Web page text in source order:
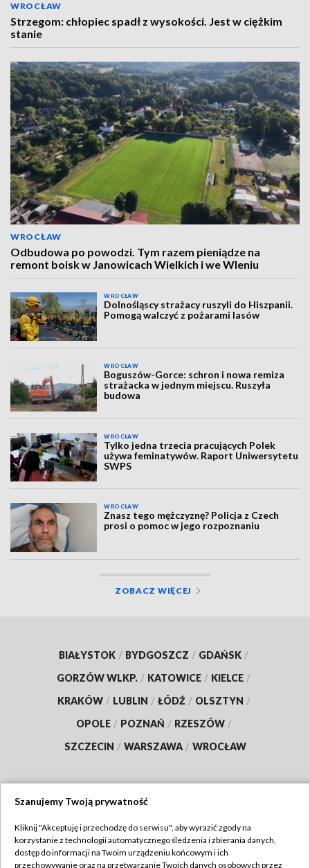
WROCŁAW
Strzegom: chłopiec spadł z wysokości. Jest w ciężkim
stanie
WROCŁAW
Odbudowa po powodzi. Tym razem pieniądze na
remont boisk w Janowicach Wielkich i we Wleniu
WROCŁAW
Dolnośląscy strażacy ruszyli do Hiszpanii.
Pomogą walczyć z pożarami lasów
WROCŁAW
Boguszów-Gorce: schron i nowa remiza
strażacka w jednym miejscu. Ruszyła
budowa
WROCŁAW
Tylko jedna trzecia pracujących Polek
używa feminatywów. Raport Uniwersytetu
SWPS
WROCŁAW
Znasz tego mężczyznę? Policja z Czech
prosi o pomoc w jego rozpoznaniu
ZOBACZ WIĘCEJ
BIAŁYSTOK / BYDGOSZCZ / GDAŃSK /
GORZÓW WLKP. / KATOWICE / KIELCE /
KRAKÓW / LUBLIN / ŁÓDŹ / OLSZTYN /
OPOLE / POZNAŃ / RZESZÓW /
SZCZECIN / WARSZAWA / WROCŁAW
TVP
Szanujemy Twoją prywatność
Kliknij "Akceptuję i przechodzę do serwisu", aby wyrazić zgody na
korzystanie z technologii automatycznego śledzenia i zbierania danych,
dostęp do informacji na Twoim urządzeniu końcowym i ich
przechowywanie oraz na przetwarzanie Twoich danych osobowych przez